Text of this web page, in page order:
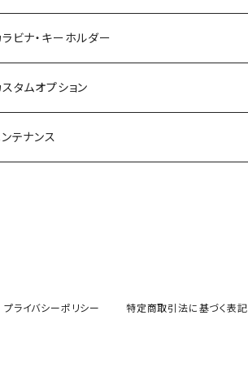
ラビナ・キーホルダー
スタムオプション
ンテナンス
プライバシーポリシー 特定商取引法に基づく表記